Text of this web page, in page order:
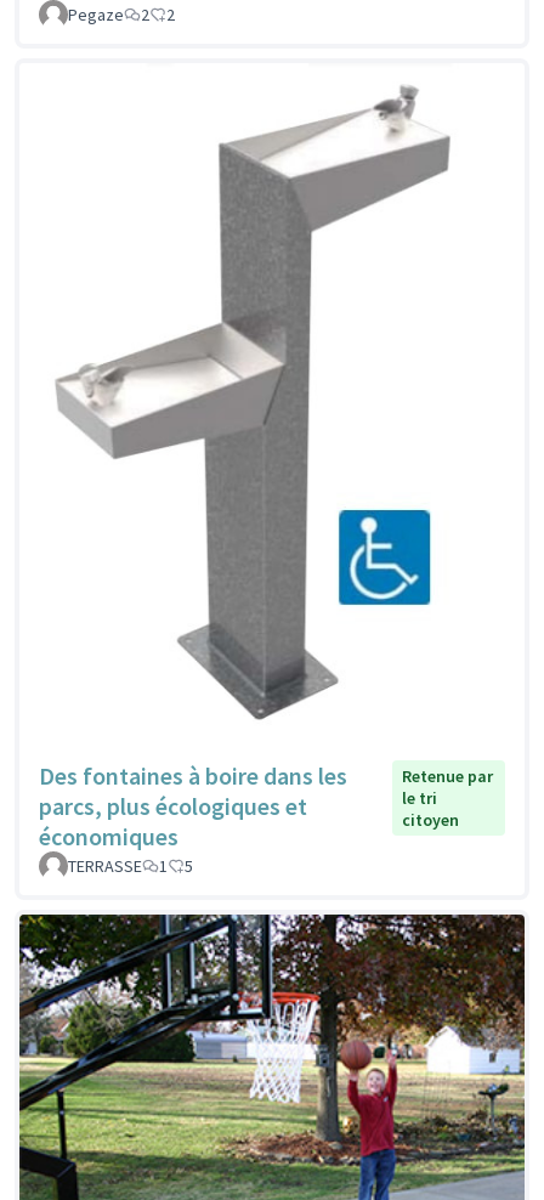
Pegaze 2 2
Des fontaines à boire dans les
parcs, plus écologiques et
économiques
Retenue par
le tri
citoyen
TERRASSE 1 5